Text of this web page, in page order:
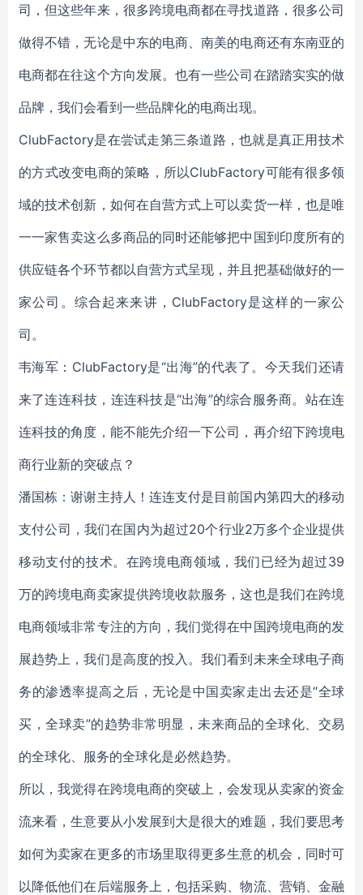
司，但这些年来，很多跨境电商都在寻找道路，很多公司
做得不错，无论是中东的电商、南美的电商还有东南亚的
电商都在往这个方向发展。也有一些公司在踏踏实实的做
品牌，我们会看到一些品牌化的电商出现。
ClubFactory是在尝试走第三条道路，也就是真正用技术
的方式改变电商的策略，所以ClubFactory可能有很多领
域的技术创新，如何在自营方式上可以卖货一样，也是唯
一一家售卖这么多商品的同时还能够把中国到印度所有的
供应链各个环节都以自营方式呈现，并且把基础做好的一
家公司。综合起来来讲，ClubFactory是这样的一家公
司。
韦海军：ClubFactory是“出海”的代表了。今天我们还请
来了连连科技，连连科技是“出海”的综合服务商。站在连
连科技的角度，能不能先介绍一下公司，再介绍下跨境电
商行业新的突破点？
潘国栋：谢谢主持人！连连支付是目前国内第四大的移动
支付公司，我们在国内为超过20个行业2万多个企业提供
移动支付的技术。在跨境电商领域，我们已经为超过39
万的跨境电商卖家提供跨境收款服务，这也是我们在跨境
电商领域非常专注的方向，我们觉得在中国跨境电商的发
展趋势上，我们是高度的投入。我们看到未来全球电子商
务的渗透率提高之后，无论是中国卖家走出去还是“全球
买，全球卖”的趋势非常明显，未来商品的全球化、交易
的全球化、服务的全球化是必然趋势。
所以，我觉得在跨境电商的突破上，会发现从卖家的资金
流来看，生意要从小发展到大是很大的难题，我们要思考
如何为卖家在更多的市场里取得更多生意的机会，同时可
以降低他们在后端服务上，包括采购、物流、营销、金融